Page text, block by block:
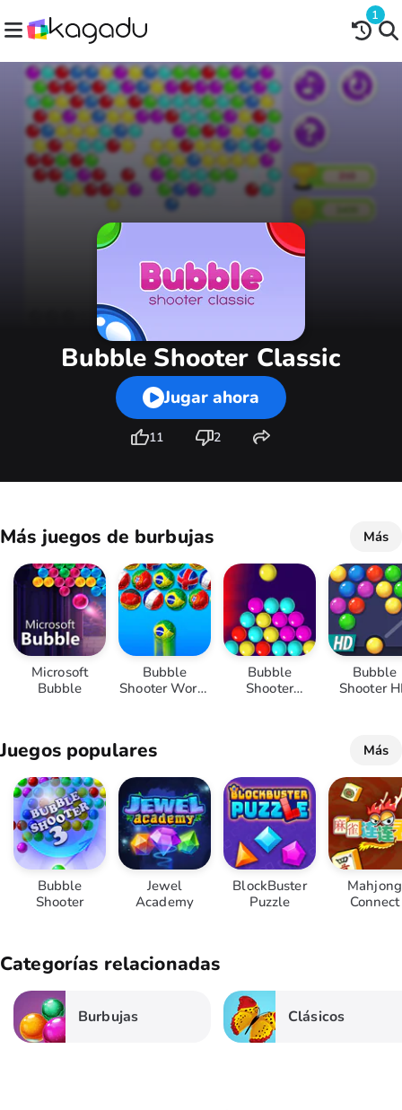
1
Bubble Shooter Classic
Jugar ahora
11 2
Más juegos de burbujas Más
Microsoft
Bubble
Bubble
Shooter World
Bubble
Shooter
Bubble
Shooter
Juegos populares Más
Bubble
Shooter
Jewel
Academy
BlockBuster
Puzzle
Mahjong
Connect
Categorías relacionadas
Burbujas Clásicos